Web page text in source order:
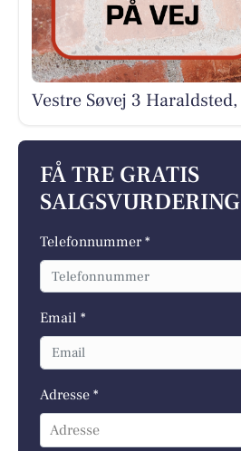
Vestre Søvej 3
FÅ TRE GRATIS
Telefonnummer *
Email *
Adresse *
Adresse